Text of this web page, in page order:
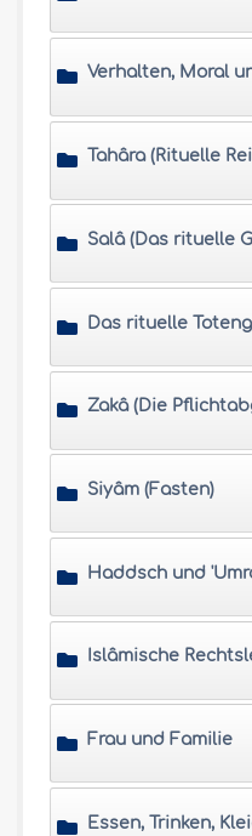
Tahâra (Rituelle
Salâ (Das rituelle
Zakâ (Die
Siyâm (Fasten)
Haddsch und
Frau und Familie